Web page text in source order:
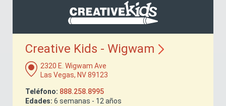
Creative Kids - Wigwam
2320 E. Wigwam Ave
Las Vegas, NV 89123
Teléfono: 888.258.8995
Edades: 6 semanas - 12 años